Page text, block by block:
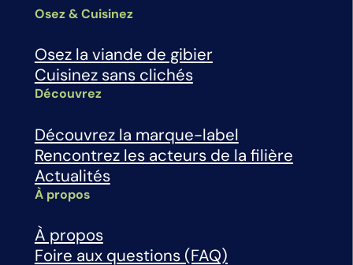
Osez & Cuisinez
Osez la viande de gibier
Cuisinez sans clichés
Découvrez
Découvrez la marque-label
Rencontrez les acteurs de la filière
Actualités
À propos
À propos
Foire aux questions (FAQ)